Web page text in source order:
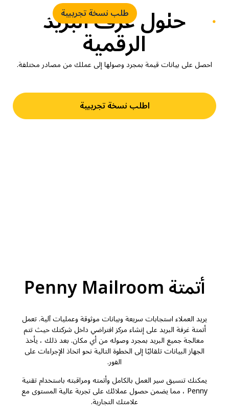
طلب نسخة تجريبية
حلول غرف البريد
الرقمية
احصل على بيانات قيمة بمجرد وصولها إلى عملك من مصادر مختلفة.
اطلب نسخة تجريبية
أتمتة Penny Mailroom
يريد العملاء استجابات سريعة وبيانات موثوقة وعمليات آلية. تعمل
أتمتة غرفة البريد على إنشاء مركز افتراضي داخل شركتك حيث تتم
معالجة جميع البريد بمجرد وصوله من أي مكان. بعد ذلك ، يأخذ
الجهاز البيانات تلقائيًا إلى الخطوة التالية نحو اتخاذ الإجراءات على
الفور.
يمكنك تنسيق سير العمل بالكامل وأتمته ومراقبته باستخدام تقنية
Penny ، مما يضمن حصول عملائك على تجربة عالية المستوى مع
علامتك التجارية.